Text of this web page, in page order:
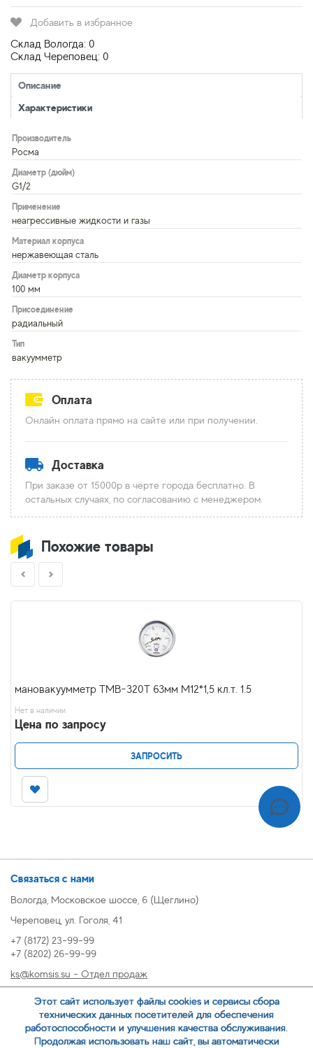
Добавить в избранное
Склад Вологда: 0
Склад Череповец: 0
Описание
Характеристики
Производитель
Росма
Диаметр (дюйм)
G1/2
Применение
неагрессивные жидкости и газы
Материал корпуса
нержавеющая сталь
Диаметр корпуса
100 мм
Присоединение
радиальный
Тип
вакуумметр
Оплата
Онлайн оплата прямо на сайте или при получении.
Доставка
При заказе от 15000р в черте города бесплатно. В
остальных случаях, по согласованию с менеджером.
Похожие товары
мановакуумметр ТМВ-320Т 63мм М12*1,5 кл.т. 1.5
Нет в наличии
Цена по запросу
ЗАПРОСИТЬ
Связаться с нами
Вологда, Московское шоссе, 6 (Щеглино)
Череповец, ул. Гоголя, 41
+7 (8172) 23-99-99
+7 (8202) 26-99-99
ks@komsis.su - Отдел продаж
oz@komsis.su - Отдел закупок
Этот сайт использует файлы cookies и сервисы сбора
технических данных посетителей для обеспечения
работоспособности и улучшения качества обслуживания.
Продолжая использовать наш сайт, вы автоматически